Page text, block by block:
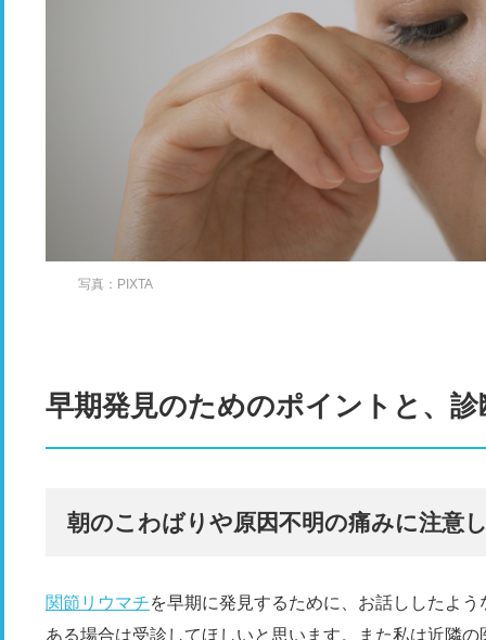
写真：PIXTA
早期発見のためのポイントと、診
朝のこわばりや原因不明の痛みに注意
関節リウマチを早期に発見するために、お話ししたよ
ある場合は受診してほしいと思います。また私は近隣